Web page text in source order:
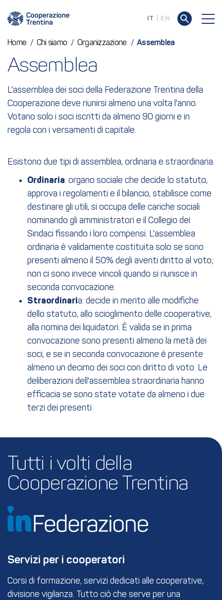
IT EN
Home / Chi siamo / Organizzazione / Assemblea
Assemblea
L'assemblea dei soci della Federazione Trentina della
Cooperazione deve riunirsi almeno una volta l'anno.
Votano solo i soci iscritti da almeno 90 giorni e in
regola con i versamenti di capitale.
Esistono due tipi di assemblea, ordinaria e straordinaria.
Ordinaria: organo sociale che decide lo statuto,
approva i regolamenti e il bilancio, stabilisce come
destinare gli utili, si occupa delle cariche sociali
nominando gli amministratori e il Collegio dei
Sindaci fissando i loro compensi. L'assemblea
ordinaria è validamente costituita solo se sono
presenti almeno il 50% degli aventi diritto al voto;
non ci sono invece vincoli quando si riunisce in
seconda convocazione.
Straordinaria: decide in merito alle modifiche
dello statuto, allo scioglimento delle cooperative,
alla nomina dei liquidatori. È valida se in prima
convocazione sono presenti almeno la metà dei
soci, e se in seconda convocazione è presente
almeno un decimo dei soci con diritto di voto. Le
deliberazioni dell'assemblea straordinaria hanno
efficacia se sono state votate da almeno i due
terzi dei presenti
Tutti i volti della
Cooperazione Trentina
Servizi per i cooperatori
Corsi di formazione, servizi dedicati alle cooperative,
divisione vigilanza. Tutto ciò che serve per una